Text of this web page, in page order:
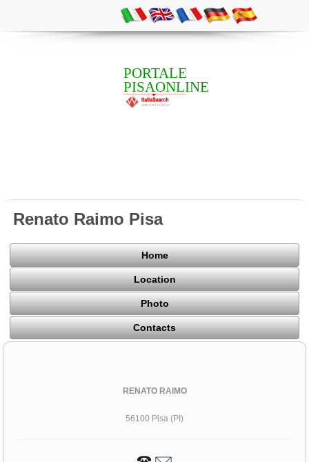
PORTALE
PISAONLINE
Renato Raimo Pisa
Home
Location
Photo
Contacts
RENATO RAIMO
56100 Pisa (PI)